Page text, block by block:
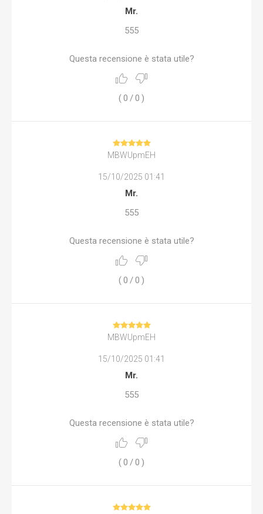
Mr.
555
Questa recensione è stata utile?
(0 /0 )
MBWUpmEH
15/10/2025 01:41
Mr.
555
Questa recensione è stata utile?
(0 /0 )
MBWUpmEH
15/10/2025 01:41
Mr.
555
Questa recensione è stata utile?
(0 /0 )